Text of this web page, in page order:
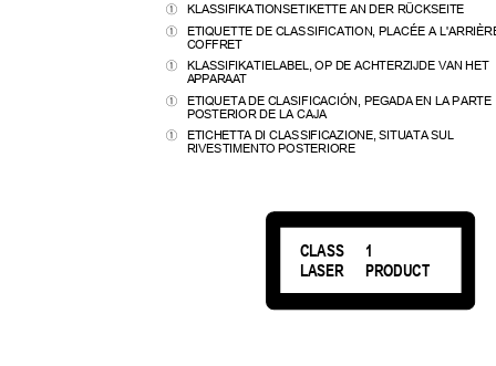
1
1
KLASSIFIKATIONSETIKETTE AN DER RÜCKSEITE
ETIQUETTE DE CLASSIFICATION, PLACÉE A
COFFRET
1
1
1
KLASSIFIKATIELABEL, OP DE ACHTERZIJDE VAN HET
APPARAAT
ETIQUETA DE CLASIFICACIÓN, PEGADA EN LA
POSTERIOR DE LA CAJA
ETICHETTA DI CLASSIFICAZIONE, SITUATA SUL
RIVESTIMENTO POSTERIORE
CLASS
LASER
1
PRODUCT